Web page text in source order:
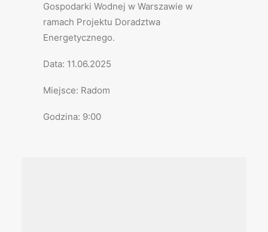
Gospodarki Wodnej w Warszawie w
ramach Projektu Doradztwa
Energetycznego.
Data: 11.06.2025
Miejsce: Radom
Godzina: 9:00